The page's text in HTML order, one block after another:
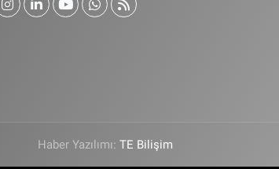
Haber Yazılımı:TE Bilişim